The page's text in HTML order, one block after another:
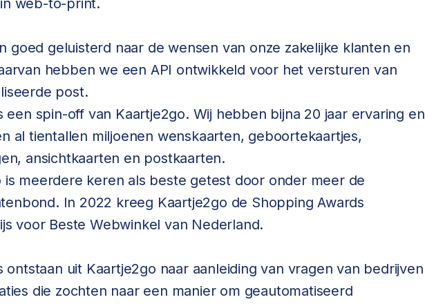
web-to-print.
goed geluisterd naar de wensen van onze zakelijke klanten en
hebben we een API ontwikkeld voor het versturen van
post.
een spin-off van Kaartje2go. Wij hebben bijna 20 jaar ervaring en
al tientallen miljoenen wenskaarten, geboortekaartjes,
ansichtkaarten en postkaarten.
is meerdere keren als beste getest door onder meer de
In 2022 kreeg Kaartje2go de Shopping Awards
voor Beste Webwinkel van Nederland.
ontstaan uit Kaartje2go naar aanleiding van vragen van bedrijven
die zochten naar een manier om geautomatiseerd